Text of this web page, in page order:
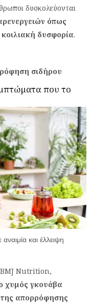
δυσκολεύονται
όπως
δυσφορία.
σιδήρου
που το
και έλλειψη
BMJ Nutrition,
χυμός γκουάβα
της απορρόφησης